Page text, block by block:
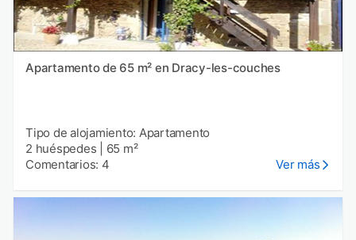
Apartamento de 65 m² en Dracy-les-couches
Tipo de alojamiento: Apartamento
2 huéspedes
65 m²
Comentarios: 4
Ver más